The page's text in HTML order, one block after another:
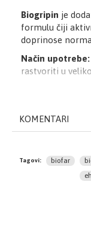
Biogripin je
formulu čiji
doprinose
Način upotrebe:
rastvoriti u
Pakovanje:
Količina:8
KOMENTARI
Tagovi: biofar